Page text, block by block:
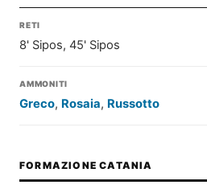
RETI
8' Sipos, 45' Sipos
AMMONITI
Greco, Rosaia, Russotto
FORMAZIONE CATANIA